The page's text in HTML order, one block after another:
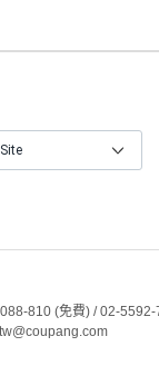
810 (免費) / 02-